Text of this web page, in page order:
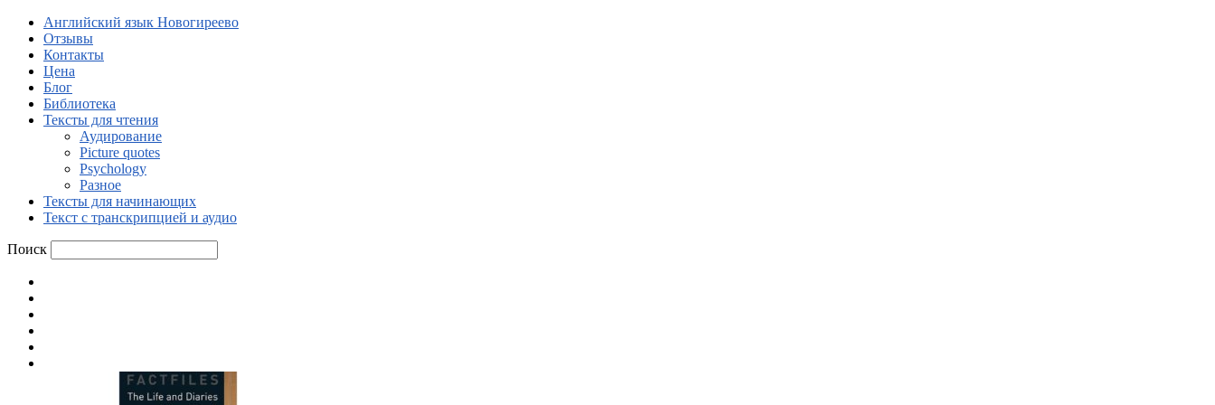
Английский язык Новогиреево
Отзывы
Контакты
Цена
Блог
Библиотека
Тексты для чтения
Аудирование
Picture quotes
Psychology
Разное
Тексты для начинающих
Текст с транскрипцией и аудио
Поиск